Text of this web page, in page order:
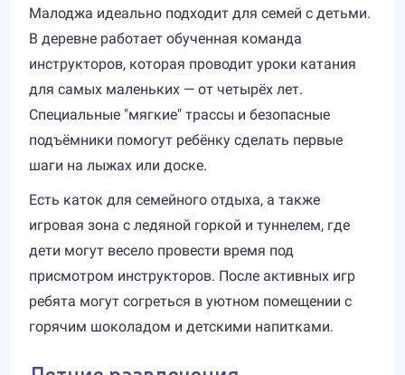
Малоджа идеально подходит для семей с детьми.
В деревне работает обученная команда
инструкторов, которая проводит уроки катания
для самых маленьких — от четырёх лет.
Специальные "мягкие" трассы и безопасные
подъёмники помогут ребёнку сделать первые
шаги на лыжах или доске.
Есть каток для семейного отдыха, а также
игровая зона с ледяной горкой и туннелем, где
дети могут весело провести время под
присмотром инструкторов. После активных игр
ребята могут согреться в уютном помещении с
горячим шоколадом и детскими напитками.